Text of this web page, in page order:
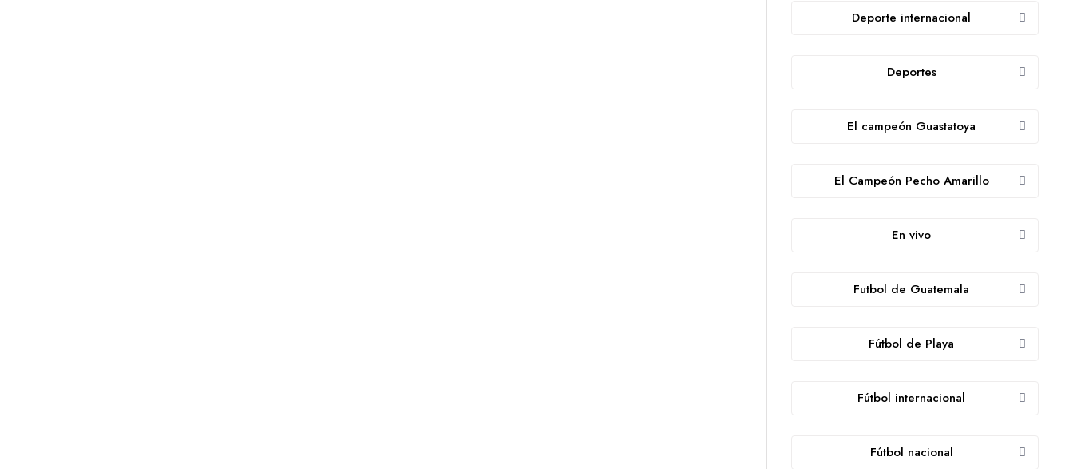
Deporte internacional
Deportes
El campeón Guastatoya
El Campeón Pecho Amarillo
En vivo
Futbol de Guatemala
Fútbol de Playa
Fútbol internacional
Fútbol nacional